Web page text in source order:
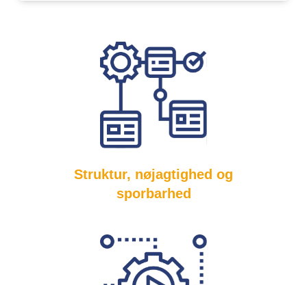
Struktur, nøjagtighed og
sporbarhed